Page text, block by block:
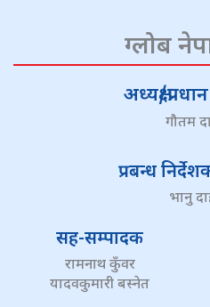
ग्लोब
अध्यक्ष/
गौतम
प्रबन्ध
भानु
सह-सम्पादक
रामनाथ कुँवर
यादवकुमारी बस्नेत